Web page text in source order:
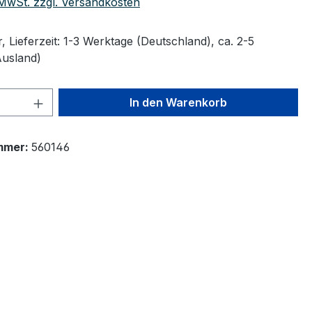
Lieferzeit: 1-3 Werktage (Deutschland), ca. 2-5
Anzahl: Gib den gewünschten Wert
In den Warenkorb
560146